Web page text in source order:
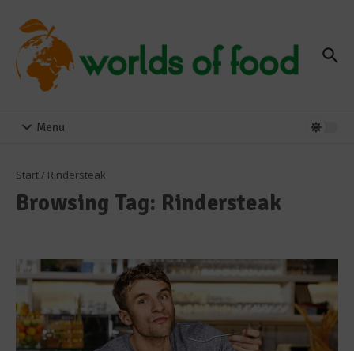
Menu
Start/ Rindersteak
Browsing Tag: Rindersteak